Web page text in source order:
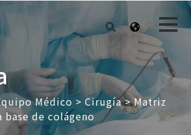
Médico >Cirugía> Matriz
base de colágeno